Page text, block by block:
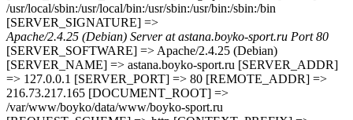
/usr/local/sbin:/usr/local/bin:/usr/sbin:/usr/bin:/sbin:/bin
[SERVER_SIGNATURE] =>
Apache/2.4.25 (Debian) Server at astana.boyko-sport.ru Port 80
[SERVER_SOFTWARE] => Apache/2.4.25 (Debian)
[SERVER_NAME] => astana.boyko-sport.ru [SERVER_ADDR]
=> 127.0.0.1 [SERVER_PORT] => 80 [REMOTE_ADDR] =>
216.73.217.165 [DOCUMENT_ROOT] =>
/var/www/boyko/data/www/boyko-sport.ru